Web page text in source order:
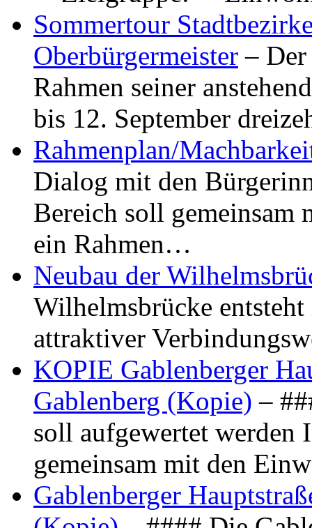
Sommertour
Oberbürgermeister –
Rahmen seiner
bis 12. September
Rahmenplan/
Dialog mit den
Bereich soll gemeinsam
ein Rahmen…
Neubau der
Wilhelmsbrücke
attraktiver
KOPIE Gablenberger
Gablenberg (Kopie) –
soll aufgewertet werden
gemeinsam mit den
Gablenberger